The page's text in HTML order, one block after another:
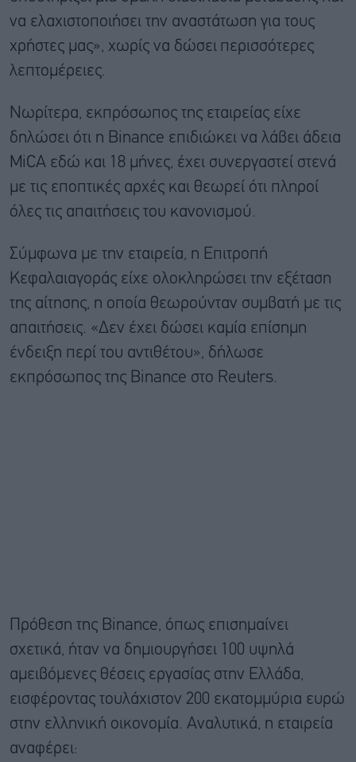
να ελαχιστοποιήσει την αναστάτωση για τους
χρήστες μας», χωρίς να δώσει περισσότερες
λεπτομέρειες.
Νωρίτερα, εκπρόσωπος της εταιρείας είχε
δηλώσει ότι η Binance επιδιώκει να λάβει άδεια
MiCA εδώ και 18 μήνες, έχει συνεργαστεί στενά
με τις εποπτικές αρχές και θεωρεί ότι πληροί
όλες τις απαιτήσεις του κανονισμού.
Σύμφωνα με την εταιρεία, η Επιτροπή
Κεφαλαιαγοράς είχε ολοκληρώσει την εξέταση
της αίτησης, η οποία θεωρούνταν συμβατή με τις
απαιτήσεις. «Δεν έχει δώσει καμία επίσημη
ένδειξη περί του αντιθέτου», δήλωσε
εκπρόσωπος της Binance στο Reuters.
Πρόθεση της Binance, όπως επισημαίνει
σχετικά, ήταν να δημιουργήσει 100 υψηλά
αμειβόμενες θέσεις εργασίας στην Ελλάδα,
εισφέροντας τουλάχιστον 200 εκατομμύρια ευρώ
στην ελληνική οικονομία. Αναλυτικά, η εταιρεία
αναφέρει: